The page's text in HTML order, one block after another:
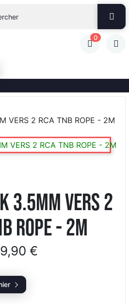
0
3.5MM VERS 2
ROPE - 2M
9,90 €